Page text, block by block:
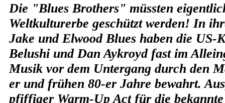
Die "Blues Brothers" müssten
Weltkulturerbe geschützt werden! In
Jake und Elwood Blues haben die US-
Belushi und Dan Aykroyd fast im
Musik vor dem Untergang durch den
er und frühen 80-er Jahre bewahrt.
pfiffiger Warm-Up Act für die bekannte